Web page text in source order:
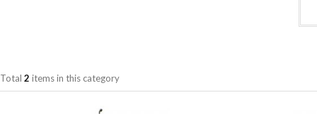
Total 2 items in this category